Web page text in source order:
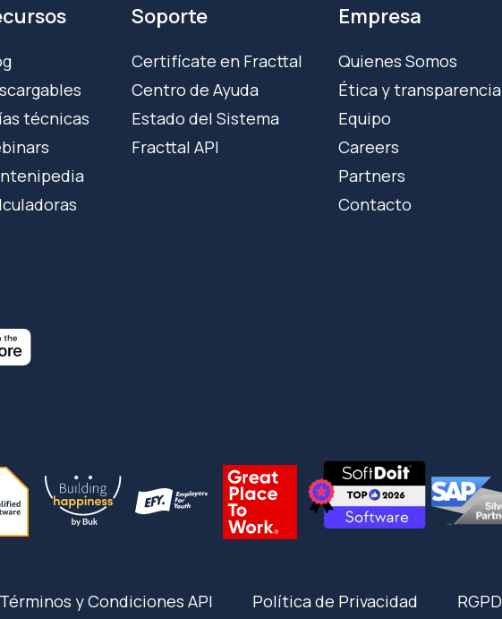
técnicas
Soporte
Certifícate en Fracttal
Centro de Ayuda
Estado del Sistema
Fracttal API
Empresa
Quienes Somos
Ética y transparencia
Equipo
Careers
Partners
Contacto
Términos y Condiciones API Política de Privacidad RGPD